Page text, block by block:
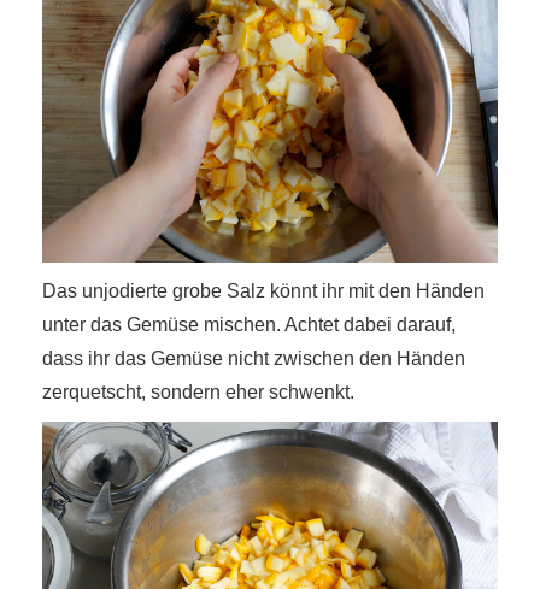
Das unjodierte grobe Salz könnt ihr mit den Händen
unter das Gemüse mischen. Achtet dabei darauf,
dass ihr das Gemüse nicht zwischen den Händen
zerquetscht, sondern eher schwenkt.